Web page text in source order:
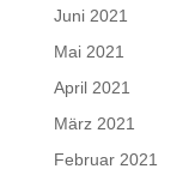
Juni 2021
Mai 2021
April 2021
März 2021
Februar 2021